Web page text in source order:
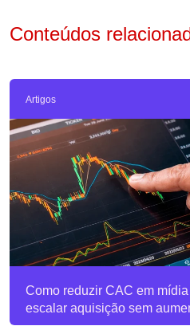
Conteúdos
Artigos
Como reduzir CAC em
escalar aquisição sem